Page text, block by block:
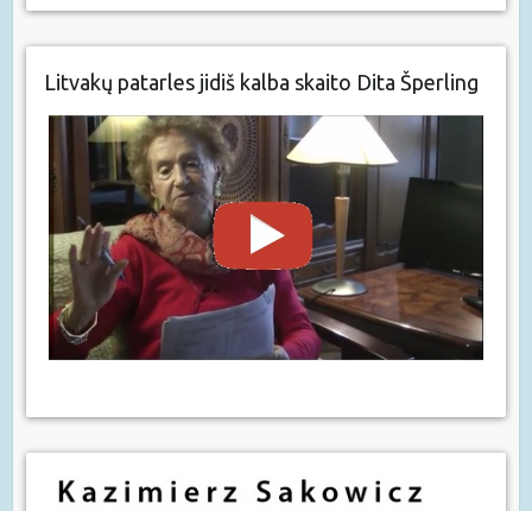
Litvakų patarles jidiš kalba skaito Dita Šperling